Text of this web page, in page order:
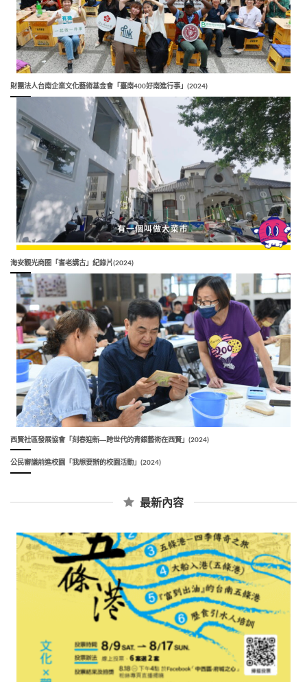
財團法人台南企業文化藝術基金會「臺南400好南進行事」(2024)
海安觀光商圈「耆老講古」紀錄片(2024)
西賢社區發展協會「刻春迎新―跨世代的青銀藝術在西賢」(2024)
公民審議前進校園「我想要辦的校園活動」(2024)
最新內容